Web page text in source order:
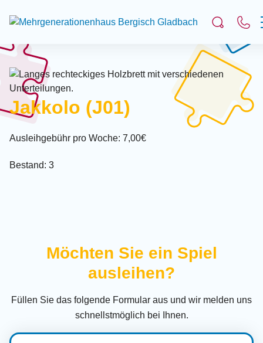
Suchfeld
Suchen
Jakkolo (J01)
Ausleihgebühr pro Woche: 7,00€
Bestand: 3
Möchten Sie ein Spiel
ausleihen?
Füllen Sie das folgende Formular aus und wir melden uns
schnellstmöglich bei Ihnen.